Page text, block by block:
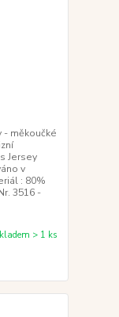
měkoučké
Jersey
v
: 80%
3516 -
> 1 ks